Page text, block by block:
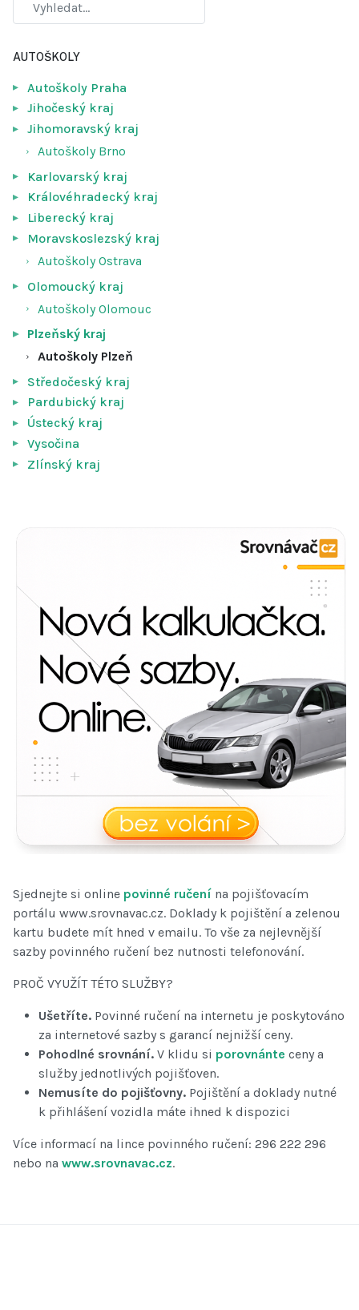
AUTOŠKOLY
Autoškoly Praha
Jihočeský kraj
Jihomoravský kraj
Autoškoly Brno
Karlovarský kraj
Královéhradecký kraj
Liberecký kraj
Moravskoslezský kraj
Autoškoly Ostrava
Olomoucký kraj
Autoškoly Olomouc
Plzeňský kraj
Autoškoly Plzeň
Středočeský kraj
Pardubický kraj
Ústecký kraj
Vysočina
Zlínský kraj
Sjednejte si online povinné ručení na pojišťovacím
portálu www.srovnavac.cz. Doklady k pojištění a zelenou
kartu budete mít hned v emailu. To vše za nejlevnější
sazby povinného ručení bez nutnosti telefonování.
PROČ VYUŽÍT TÉTO SLUŽBY?
Ušetříte. Povinné ručení na internetu je poskytováno
za internetové sazby s garancí nejnižší ceny.
Pohodlné srovnání. V klidu si porovnánte ceny a
služby jednotlivých pojišťoven.
Nemusíte do pojišťovny. Pojištění a doklady nutné
k přihlášení vozidla máte ihned k dispozici
Více informací na lince povinného ručení: 296 222 296
nebo na www.srovnavac.cz.